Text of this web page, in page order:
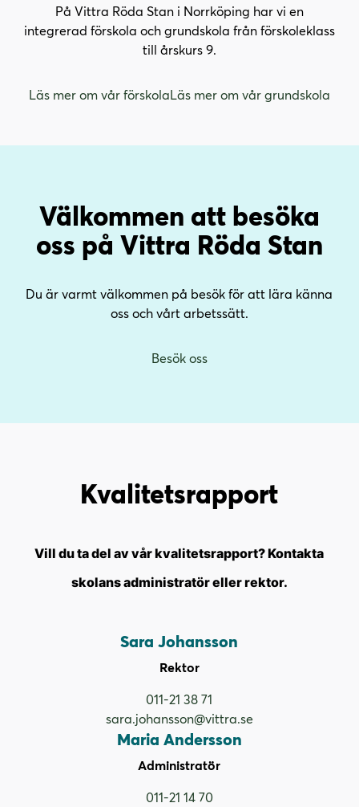
På Vittra Röda Stan i Norrköping har vi en
integrerad förskola och grundskola från förskoleklass
till årskurs 9.
Läs mer om vår förskolaLäs mer om vår grundskola
Välkommen att besöka
oss på Vittra Röda Stan
Du är varmt välkommen på besök för att lära känna
oss och vårt arbetssätt.
Besök oss
Kvalitets­rapport
Vill du ta del av vår kvalitetsrapport? Kontakta
skolans administratör eller rektor.
Sara Johansson
Rektor
011-21 38 71
sara.johansson@vittra.se
Maria Andersson
Administratör
011-21 14 70